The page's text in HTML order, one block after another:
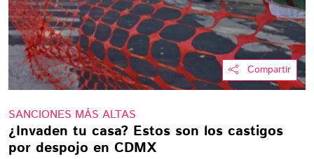
Compartir
SANCIONES MÁS ALTAS
¿Invaden tu casa? Estos son los castigos
por despojo en CDMX